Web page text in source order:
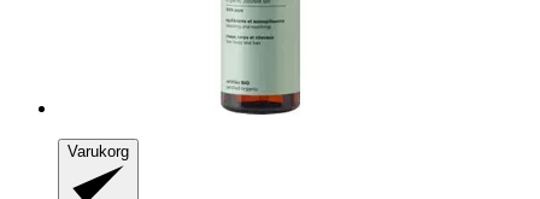
Varukorg